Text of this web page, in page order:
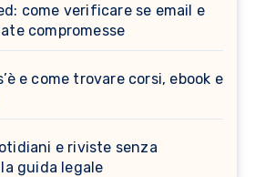
come verificare se email e
compromesse
e come trovare corsi, ebook e
e riviste senza
guida legale